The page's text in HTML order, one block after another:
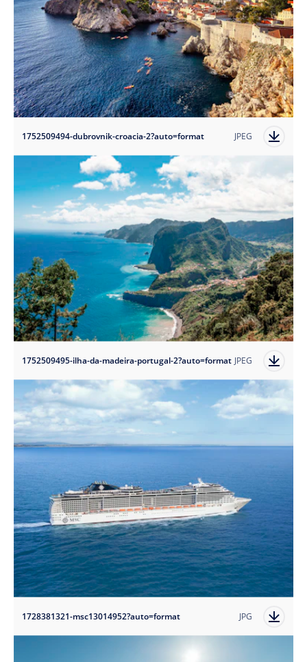
1752509494-dubrovnik-croacia-2?auto=format JPEG
1752509495-ilha-da-madeira-portugal-2?auto=format JPEG
1728381321-msc13014952?auto=format JPG